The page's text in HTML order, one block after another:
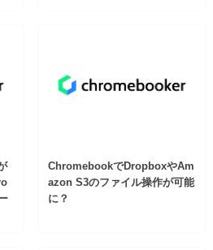
ChromebookでDropboxやAm
azon S3のファイル操作が可能
に？